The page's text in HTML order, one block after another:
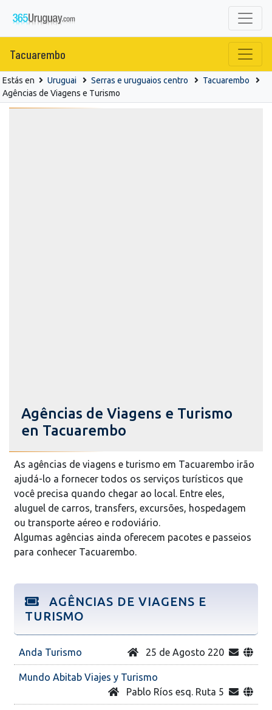
Tacuarembo
Estás en Uruguai Serras e uruguaios centro
Tacuarembo
Agências de Viagens e Turismo
Agências de Viagens e Turismo
en Tacuarembo
As agências de viagens e turismo em Tacuarembo irão
ajudá-lo a fornecer todos os serviços turísticos que
você precisa quando chegar ao local. Entre eles,
aluguel de carros, transfers, excursões, hospedagem
ou transporte aéreo e rodoviário.
Algumas agências ainda oferecem pacotes e passeios
para conhecer Tacuarembo.
AGÊNCIAS DE VIAGENS E
TURISMO
Anda Turismo 25 de Agosto 220
Mundo Abitab Viajes y Turismo
Pablo Ríos esq. Ruta 5